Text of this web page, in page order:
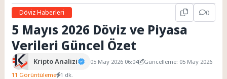
Döviz Haberleri
0
5 Mayıs 2026 Döviz ve Piyasa
Verileri Güncel Özet
Kripto Analizi 05 May 2026 06:04
Güncelleme: 05 May 2026
11 Görüntüleme 1 dk.